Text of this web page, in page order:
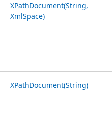
XPathDocument(String,
XmlSpace)
XPathDocument(String)